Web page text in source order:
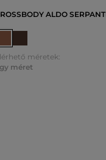
ALDO
méretek:
méret